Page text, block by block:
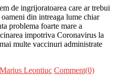
de ingrijoratoarea care ar trebui
din intreaga lume chiar
problema foarte mare a
impotriva Coronavirus la
multe vaccinuri administrate
Marius Leontiuc Comment(0)